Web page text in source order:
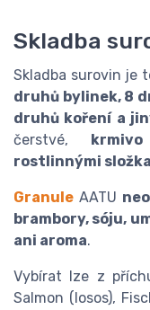
Skladba
Skladba surovin je
druhů bylinek, 8
druhů koření a
čerstvé,
rostlinnými
Granule AATU
brambory, sóju,
ani aroma.
Vybírat lze z
Salmon (losos),